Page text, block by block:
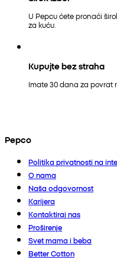
U Pepcu ćete pronaći
za kuću.
Kupujte bez straha
Imate 30 dana za povrat
Pepco
Politika privatnosti na
O nama
Naša odgovornost
Karijera
Kontaktiraj nas
Proširenje
Svet mama i beba
Better Cotton